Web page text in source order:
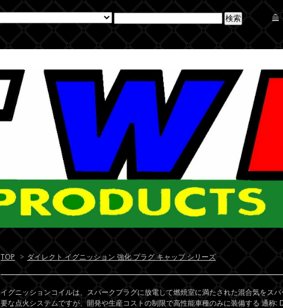
TOP > ダイレクト イグニッション 強化 プラグ キャップ シリーズ
イグニッションコイルは、スパークプラグに放電して燃焼室に満たされた混合気をス
要な点火システムですが、開発や生産コストの制限で高性能車種のみに装備する 通称: